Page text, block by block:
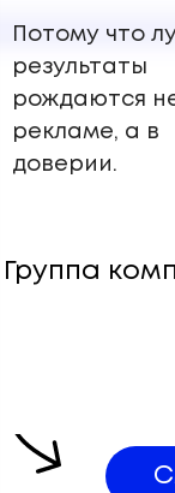
Потому что
результаты
рождаются
рекламе, а в
доверии.